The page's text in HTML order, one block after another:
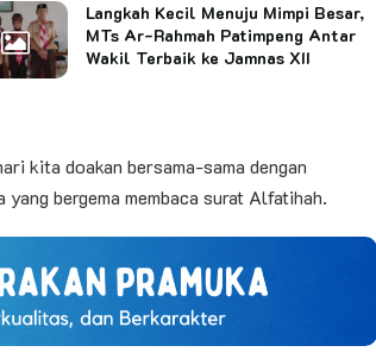
Langkah Kecil Menuju Mimpi Besar,
MTs Ar-Rahmah Patimpeng Antar
Wakil Terbaik ke Jamnas XII
kita doakan bersama-sama dengan
bergema membaca surat Alfatihah.